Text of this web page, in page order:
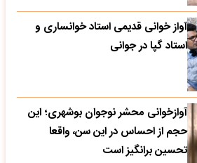
آواز خوانی قدیمی استاد خوانساری و
استاد گپا در جوانی
آوازخوانی محشر نوجوان بوشهری؛ این
حجم از احساس در این سن، واقعا
تحسین‌ برانگیز است